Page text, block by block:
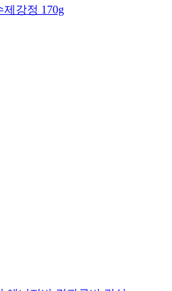
강정 170g